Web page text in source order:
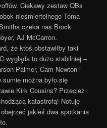
Ciekawy zestaw QBs
nieśmiertelnego Toma
czeka nas Brock
AJ McCarron.
że ktoś obstawiłby taki
wygląda to dużo stabilniej –
Palmer, Cam Newton i
można było się
Kirk Cousins? Przecież
katastrofą! Notuję
jakieś dwa spotkania